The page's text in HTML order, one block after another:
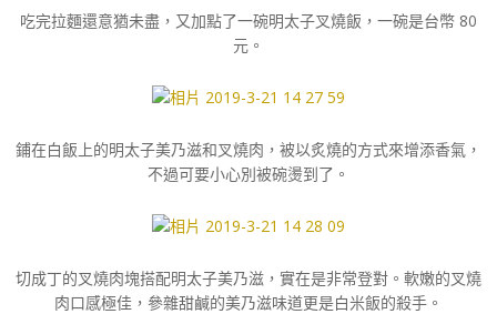
吃完拉麵還意猶未盡，又加點了一碗明太子叉燒飯，一碗是台幣 80
元。
鋪在白飯上的明太子美乃滋和叉燒肉，被以炙燒的方式來增添香氣，
不過可要小心別被碗燙到了。
切成丁的叉燒肉塊搭配明太子美乃滋，實在是非常登對。軟嫩的叉燒
肉口感極佳，參雜甜鹹的美乃滋味道更是白米飯的殺手。